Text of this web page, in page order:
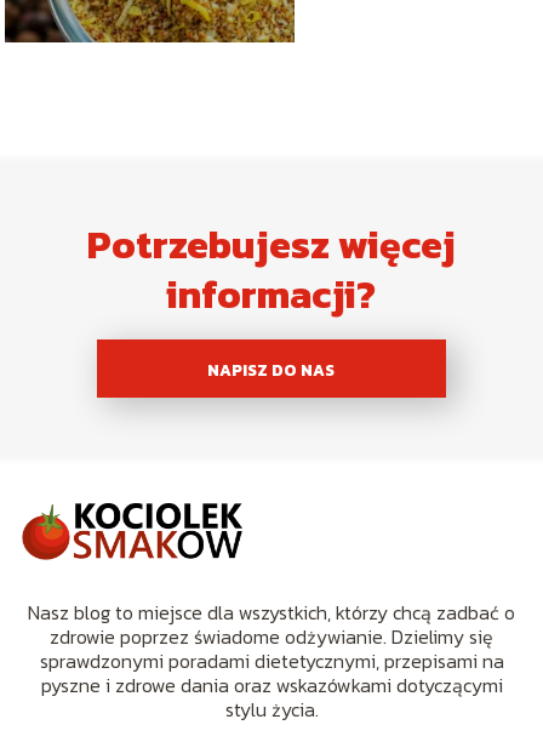
Potrzebujesz więcej
informacji?
NAPISZ DO NAS
Nasz blog to miejsce dla wszystkich, którzy chcą zadbać o
zdrowie poprzez świadome odżywianie. Dzielimy się
sprawdzonymi poradami dietetycznymi, przepisami na
pyszne i zdrowe dania oraz wskazówkami dotyczącymi
stylu życia.